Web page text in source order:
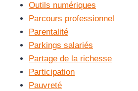
Outils numériques
Parcours professionnel
Parentalité
Parkings salariés
Partage de la richesse
Participation
Pauvreté